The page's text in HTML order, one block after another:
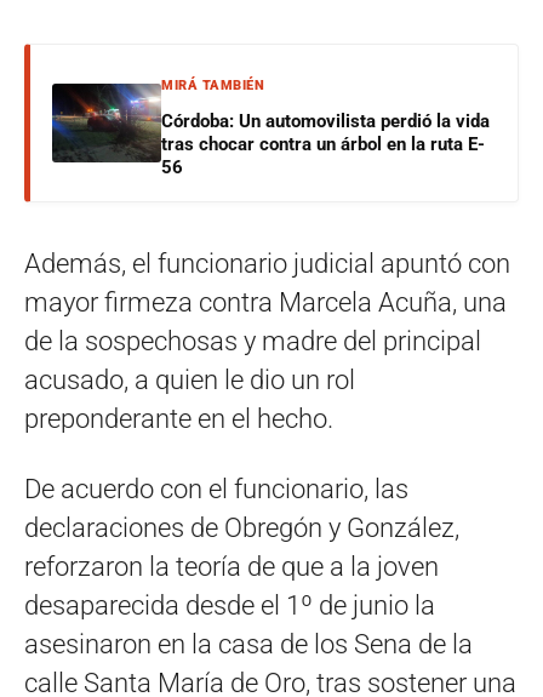
MIRÁ TAMBIÉN
Córdoba: Un automovilista perdió la vida
tras chocar contra un árbol en la ruta E-
56
Además, el funcionario judicial apuntó con
mayor firmeza contra Marcela Acuña, una
de la sospechosas y madre del principal
acusado, a quien le dio un rol
preponderante en el hecho.
De acuerdo con el funcionario, las
declaraciones de Obregón y González,
reforzaron la teoría de que a la joven
desaparecida desde el 1º de junio la
asesinaron en la casa de los Sena de la
calle Santa María de Oro, tras sostener una